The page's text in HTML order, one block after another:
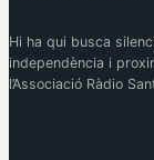
Hi ha qui busca
independència i
l’Associació Ràdio